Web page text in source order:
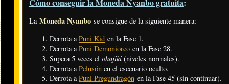
La Moneda Nyanbo se consigue de la siguiente manera:
Derrota a Puni Kid en la Fase 1.
Derrota a Puni Demoniorco en la Fase 28.
Supera 5 veces el ohajiki (niveles normales).
Derrota a Pelusón en el escenario oculto.
Derrota a Puni Pregundragón en la Fase 45 (sin continuar).